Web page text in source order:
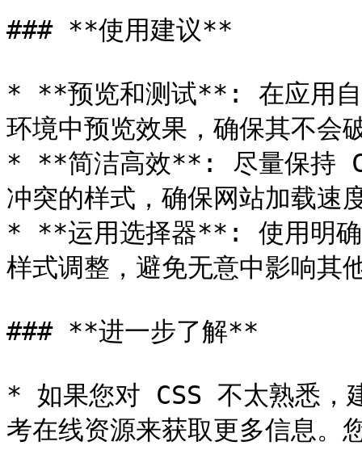
### **使用建议**
* **预览和测试**: 在应用自
环境中预览效果，确保其不会
* **简洁高效**: 尽量保持
冲突的样式，确保网站加载速
* **运用选择器**: 使用明确
样式调整，避免无意中影响其
### **进一步了解**
* 如果您对 CSS 不太熟悉，
考在线资源来获取更多信息。